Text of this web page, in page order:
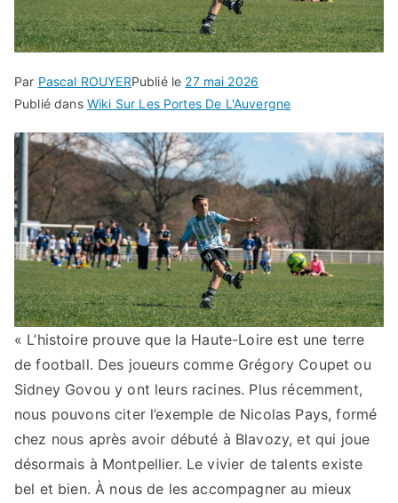
Par Pascal ROUYERPublié le 27 mai 2026
Publié dans Wiki Sur Les Portes De L'Auvergne
« L’histoire prouve que la Haute-Loire est une terre
de football. Des joueurs comme Grégory Coupet ou
Sidney Govou y ont leurs racines. Plus récemment,
nous pouvons citer l’exemple de Nicolas Pays, formé
chez nous après avoir débuté à Blavozy, et qui joue
désormais à Montpellier. Le vivier de talents existe
bel et bien. À nous de les accompagner au mieux